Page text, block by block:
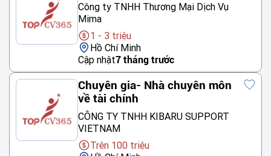
Công ty TNHH Thương Mại Dịch Vụ
Mima
1 - 3 triệu
Hồ Chí Minh
Cập nhật7 tháng trước
Chuyên gia- Nhà chuyên môn
về tài chính
CÔNG TY TNHH KIBARU SUPPORT
VIETNAM
Trên 100 triệu